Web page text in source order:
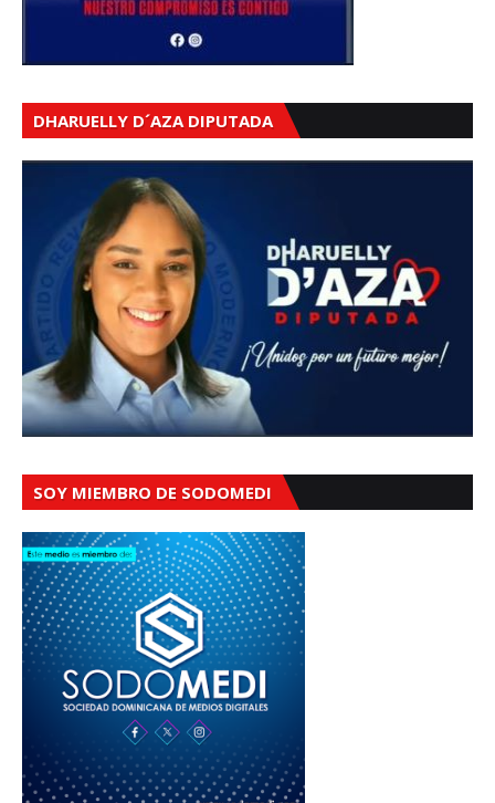
DHARUELLY D´AZA DIPUTADA
SOY MIEMBRO DE SODOMEDI